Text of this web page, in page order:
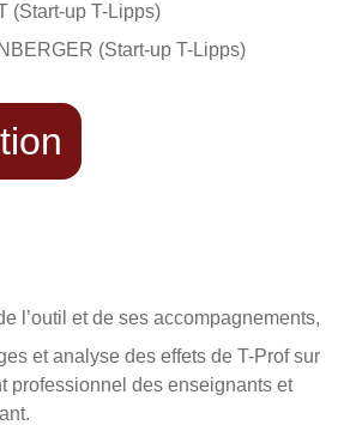
(Start-up T-Lipps)
(Start-up T-Lipps)
l’outil et de ses accompagnements,
et analyse des effets de T-Prof sur
professionnel des enseignants et